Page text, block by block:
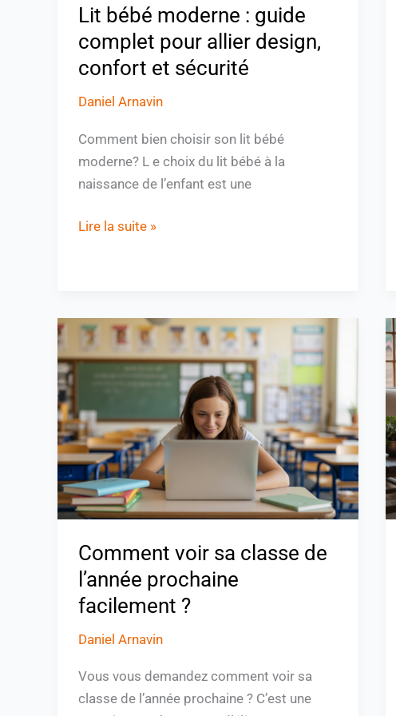
Lit bébé moderne : guide
complet pour allier design,
confort et sécurité
Daniel Arnavin
Comment bien choisir son lit bébé
moderne? L e choix du lit bébé à la
naissance de l’enfant est une
sécurité
Lire la suite »
Comment voir sa classe de
l’année prochaine
facilement ?
Daniel Arnavin
Vous vous demandez comment voir sa
classe de l’année prochaine ? C’est une
Comment
voir
de
l’année
prochaine
facilement
?